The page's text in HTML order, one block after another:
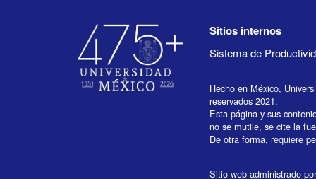
Sitios internos
Sistema de
Hecho en México,
reservados 2021.
Esta página y sus
no se mutile, se cite la
De otra forma, requiere
Sitio web administrado